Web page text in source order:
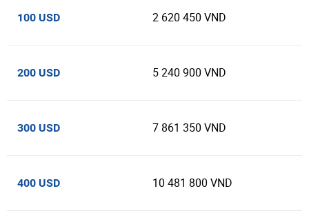
100 USD 2 620 450 VND
200 USD 5 240 900 VND
300 USD 7 861 350 VND
400 USD 10 481 800 VND